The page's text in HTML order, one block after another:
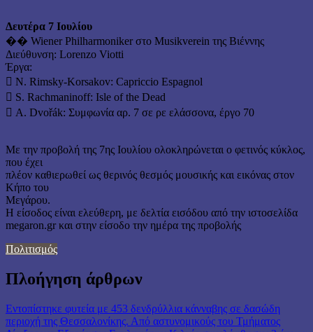
Δευτέρα 7 Ιουλίου
�� Wiener Philharmoniker στο Musikverein της Βιέννης
Διεύθυνση: Lorenzo Viotti
Έργα:
 N. Rimsky-Korsakov: Capriccio Espagnol
 S. Rachmaninoff: Isle of the Dead
 A. Dvořák: Συμφωνία αρ. 7 σε ρε ελάσσονα, έργο 70
Με την προβολή της 7ης Ιουλίου ολοκληρώνεται ο φετινός κύκλος,
που έχει
πλέον καθιερωθεί ως θερινός θεσμός μουσικής και εικόνας στον
Κήπο του
Μεγάρου.
Η είσοδος είναι ελεύθερη, με δελτία εισόδου από την ιστοσελίδα
megaron.gr και στην είσοδο την ημέρα της προβολής
Πολιτισμός
Πλοήγηση άρθρων
Εντοπίστηκε φυτεία με 453 δενδρύλλια κάνναβης σε δασώδη
περιοχή της Θεσσαλονίκης. Από αστυνομικούς του Τμήματος